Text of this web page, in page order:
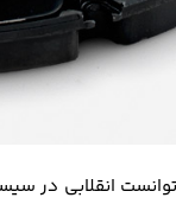
انقلابی در